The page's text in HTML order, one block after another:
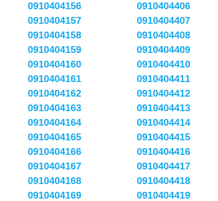
0910404156
0910404157
0910404158
0910404159
0910404160
0910404161
0910404162
0910404163
0910404164
0910404165
0910404166
0910404167
0910404168
0910404169
0910404406
0910404407
0910404408
0910404409
0910404410
0910404411
0910404412
0910404413
0910404414
0910404415
0910404416
0910404417
0910404418
0910404419